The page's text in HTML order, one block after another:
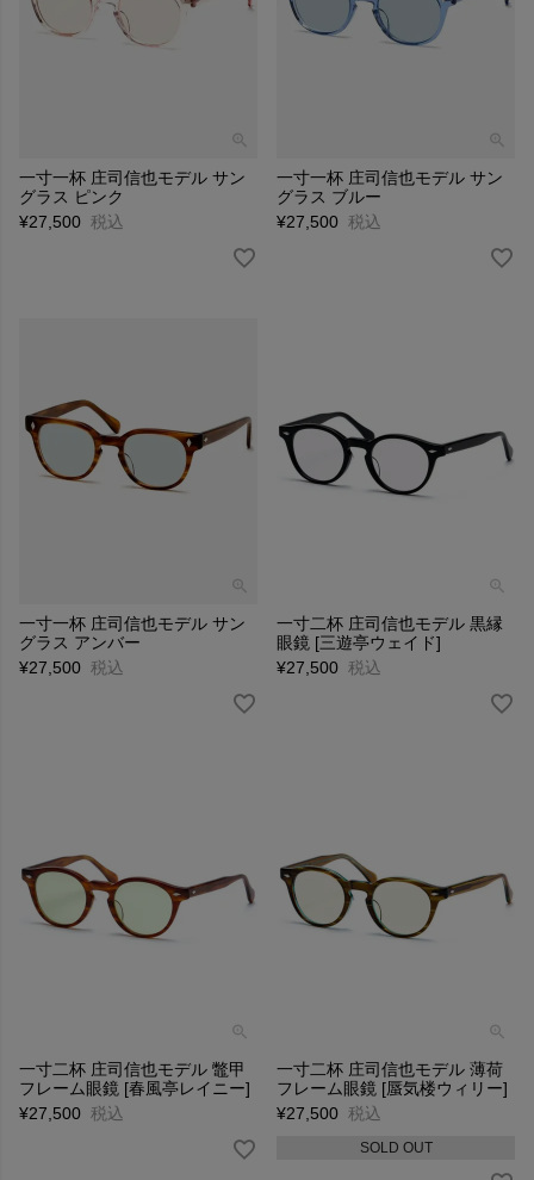
一寸一杯 庄司信也モデル サン
グラス ピンク
¥27,500 税込
一寸一杯 庄司信也モデル サン
グラス ブルー
¥27,500 税込
一寸一杯 庄司信也モデル サン
グラス アンバー
¥27,500 税込
一寸二杯 庄司信也モデル 黒縁
眼鏡 [三遊亭ウェイド]
¥27,500 税込
一寸二杯 庄司信也モデル 鼈甲
フレーム眼鏡 [春風亭レイニー]
¥27,500 税込
一寸二杯 庄司信也モデル 薄荷
フレーム眼鏡 [蜃気楼ウィリー]
¥27,500 税込
SOLD OUT